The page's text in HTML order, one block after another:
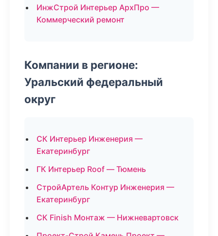
ИнжСтрой Интерьер АрхПро —
Коммерческий ремонт
Компании в регионе:
Уральский федеральный
округ
СК Интерьер Инженерия —
Екатеринбург
ГК Интерьер Roof — Тюмень
СтройАртель Контур Инженерия —
Екатеринбург
СК Finish Монтаж — Нижневартовск